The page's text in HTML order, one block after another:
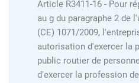
Article R3411-16 - Pour
au g du paragraphe 2 de
(CE) 1071/2009,
autorisation d'exercer la
public routier de
d'exercer la profession